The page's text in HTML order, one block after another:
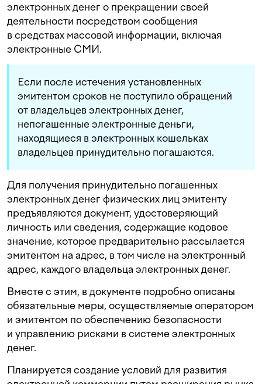
электронных денег о прекращении своей
деятельности посредством сообщения
в средствах массовой информации, включая
электронные СМИ.
Если после истечения установленных
эмитентом сроков не поступило обращений
от владельцев электронных денег,
непогашенные электронные деньги,
находящиеся в электронных кошельках
владельцев принудительно погашаются.
Для получения принудительно погашенных
электронных денег физических лиц эмитенту
предъявляются документ, удостоверяющий
личность или сведения, содержащие кодовое
значение, которое предварительно рассылается
эмитентом на адрес, в том числе на электронный
адрес, каждого владельца электронных денег.
Вместе с этим, в документе подробно описаны
обязательные меры, осуществляемые оператором
и эмитентом по обеспечению безопасности
и управлению рисками в системе электронных
денег.
Планируется создание условий для развития